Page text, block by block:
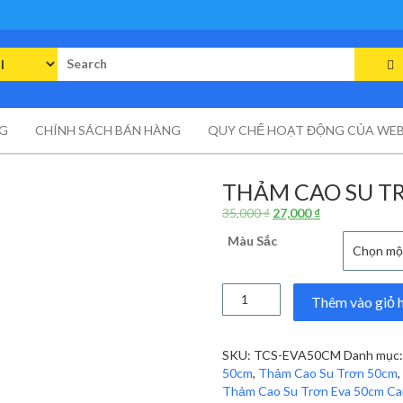
CHÍNH SÁCH BÁN HÀNG QUY CHẾ HOẠT ĐỘNG CỦA
THẢM CAO SU
35,000₫ Giá
là:
27,000₫Giá
hiện
27,000 ₫.
Màu Sắc
Cao
Eva
50cm
số
Thêm vào giỏ
SKU: TCS-EVA50CM Danh mục:
50cm, Thảm Cao Su Trơn 50cm,
Thảm Cao Su Trơn Eva 50cm